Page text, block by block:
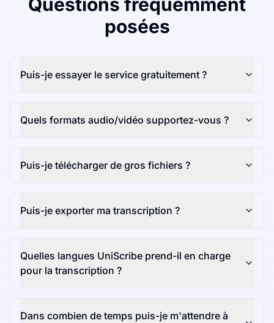
posées
Puis-je essayer le service gratuitement ?
Quels formats audio/vidéo supportez-vous ?
Puis-je télécharger de gros fichiers ?
Puis-je exporter ma transcription ?
Quelles langues UniScribe prend-il en charge
pour la transcription ?
Dans combien de temps puis-je m'attendre à